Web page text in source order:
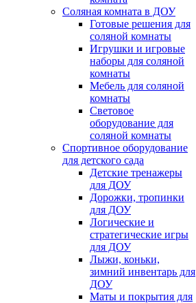
Соляная комната в ДОУ
Готовые решения для
соляной комнаты
Игрушки и игровые
наборы для соляной
комнаты
Мебель для соляной
комнаты
Световое
оборудование для
соляной комнаты
Спортивное оборудование
для детского сада
Детские тренажеры
для ДОУ
Дорожки, тропинки
для ДОУ
Логические и
стратегические игры
для ДОУ
Лыжи, коньки,
зимний инвентарь для
ДОУ
Маты и покрытия для